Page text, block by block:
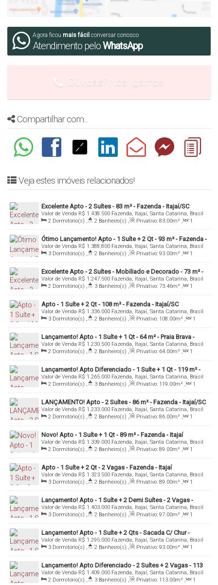
denis@denisalexandreimoveis.com.br
Agora ficou mais fácil conversar conosco
Atendimento peloWhatsApp
Dúvidas? Nós ligamos!
Compartilhar com...
Veja estes imóveis relacionados!
Excelente Apto - 2 Suítes - 83 m² - Fazenda - Itajaí/SC
R$ 1.438.500
Valor de Venda
Fazenda, Itajaí, Santa Catarina, Brasil
2 Dormitório(s) , 2 Banheiro(s) , Privativo: 83.00m² ,
1
Sala(s) , 2 Suíte(s) , 1 Vaga(s) , Útil: 83.00m²
Ótimo Lançamento! Apto - 1 Suíte + 2 Qt - 93 m² - Fazenda -
Itajaí/SC
R$ 1.388.800
Valor de Venda
Fazenda, Itajaí, Santa Catarina, Brasil
3 Dormitório(s) , 2 Banheiro(s) , Privativo: 93.00m² ,
1
Sala(s) , 1 Suíte(s) , 2 Vaga(s) , Útil: 93.00m²
Excelente Apto - 2 Suítes - Mobiliado e Decorado - 73 m² -
Fazenda - Itajaí/SC
R$ 1.247.500
Valor de Venda
Fazenda, Itajaí, Santa Catarina, Brasil
2 Dormitório(s) , 3 Banheiro(s) , Privativo: 73.46m² ,
1
Sala(s) , 2 Suíte(s) , 1 Vaga(s) , Útil: 73.46m²
Apto - 1 Suíte + 2 Qt - 108 m² - Fazenda - Itajaí/SC
R$ 1.336.000
Valor de Venda
Fazenda, Itajaí, Santa Catarina, Brasil
3 Dormitório(s) , 2 Banheiro(s) , Privativo: 108.00m² ,
1
Sala(s) , 1 Suíte(s) , 2 Vaga(s) , Útil: 108.00m²
Lançamento! Apto - 1 Suíte + 1 Qt - 64 m² - Praia Brava -
Itajaí/SC
R$ 1.230.500
Valor de Venda
Fazenda, Itajaí, Santa Catarina, Brasil
2 Dormitório(s) , 2 Banheiro(s) , Privativo: 64.00m² ,
1
Sala(s) , 1 Suíte(s) , 1 Vaga(s) , Útil: 64.00m²
Lançamento! Apto Diferenciado - 1 Suíte + 1 Qt - 119 m² -
Fazenda - Itajaí/SC
R$ 1.265.000
Valor de Venda
Fazenda, Itajaí, Santa Catarina, Brasil
2 Dormitório(s) , 3 Banheiro(s) , Privativo: 119.00m² ,
1
Sala(s) , 1 Suíte(s) , 2 Vaga(s) , Útil: 119.00m²
LANÇAMENTO! Apto - 2 Suítes - 86 m² - Fazenda - Itajaí/SC
R$ 1.233.000
Valor de Venda
Fazenda, Itajaí, Santa Catarina, Brasil
2 Dormitório(s) , 2 Banheiro(s) , Privativo: 86.00m² ,
1
Sala(s) , 2 Suíte(s) , 1 Vaga(s) , Útil: 86.00m²
Novo! Apto - 1 Suíte + 1 Qt - 89 m² - Fazenda - Itajaí
R$ 1.339.000
Valor de Venda
Fazenda, Itajaí, Santa Catarina, Brasil
2 Dormitório(s) , 2 Banheiro(s) , Privativo: 89.00m² ,
1
Sala(s) , 1 Suíte(s) , Total: 132.00m² , 2 Vaga(s)
Apto - 1 Suíte + 2 Qt - 2 Vagas - Fazenda - Itajaí
R$ 1.323.500
Valor de Venda
Fazenda, Itajaí, Santa Catarina, Brasil
3 Dormitório(s) , 2 Banheiro(s) , Privativo: 89.00m² ,
1
Sala(s) , 1 Suíte(s) , Total: 132.00m² , 2 Vaga(s)
Lançamento! Apto - 1 Suíte + 2 Demi Suítes - 2 Vagas -
Fazenda - Itajaí/SC
R$ 1.403.000
Valor de Venda
Fazenda, Itajaí, Santa Catarina, Brasil
3 Dormitório(s) , 2 Banheiro(s) , Privativo: 97.00m² ,
1
Sala(s) , 1 Suíte(s) , 2 Vaga(s)
Lançamento! Apto - 1 Suíte + 2 Qts - Sacada C/ Chur -
Fazenda - Itajaí/SC
R$ 1.295.000
Valor de Venda
Fazenda, Itajaí, Santa Catarina, Brasil
3 Dormitório(s) , 2 Banheiro(s) , Privativo: 93.00m² ,
1
Sala(s) , 1 Suíte(s) , Total: 174.00m² , 2 Vaga(s)
Lançamento! Apto Diferenciado - 2 Suítes + 2 Vagas - 113
m²- Fazenda - Itajaí/SC
R$ 1.409.000
Valor de Venda
Fazenda, Itajaí, Santa Catarina, Brasil
2 Dormitório(s) , 3 Banheiro(s) , Privativo: 113.00m² ,
1